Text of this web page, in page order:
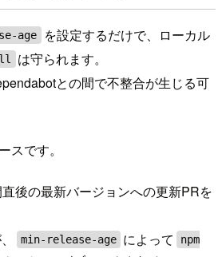
age
を設定するだけで、ローカル
は守られます。
との間で不整合が生じる可
スです。
後の最新バージョンへの更新PRを
min-release-age によって
npm